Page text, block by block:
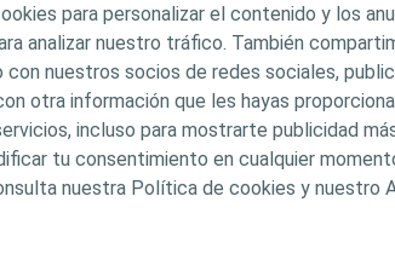
para personalizar el contenido y los
analizar nuestro tráfico. También
nuestros socios de redes sociales,
otra información que les hayas
incluso para mostrarte publicidad
tu consentimiento en cualquier
nuestra Política de cookies y nuestro